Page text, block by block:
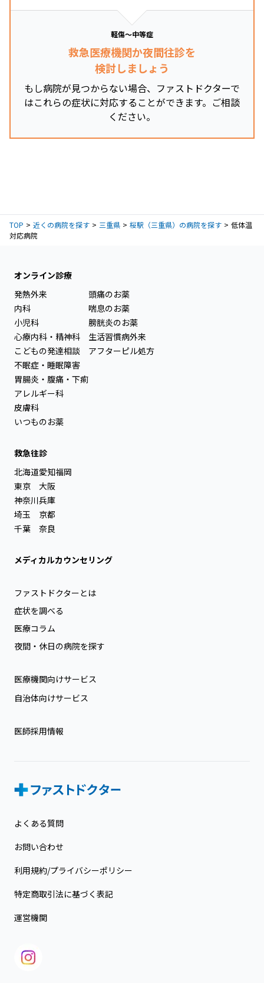
軽傷～中等症
救急医療機関か夜間往診を
検討しましょう
もし病院が見つからない場合、ファストドクターで
はこれらの症状に対応することができます。ご相談
ください。
TOP 近くの病院を探す 三重県 桜駅（三重県）の病院を探す
低体温
対応病院
オンライン診療
発熱外来
内科
小児科
心療内科・精神科
こどもの発達相談
不眠症・睡眠障害
胃腸炎・腹痛・下痢
アレルギー科
皮膚科
いつものお薬
頭痛のお薬
喘息のお薬
膀胱炎のお薬
生活習慣病外来
アフターピル処方
救急往診
北海道
東京
神奈川
埼玉
千葉
愛知
大阪
兵庫
京都
奈良
福岡
メディカルカウンセリング
ファストドクターとは
症状を調べる
医療コラム
夜間・休日の病院を探す
医療機関向けサービス
自治体向けサービス
医師採用情報
よくある質問
お問い合わせ
利用規約/プライバシーポリシー
特定商取引法に基づく表記
運営機関